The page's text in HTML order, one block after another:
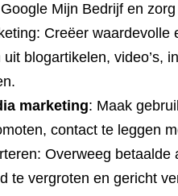
Mijn Bedrijf en
Creëer
uit blogartikelen, video’s,
marketing: Maak
contact te leggen
Overweeg
te vergroten en gericht